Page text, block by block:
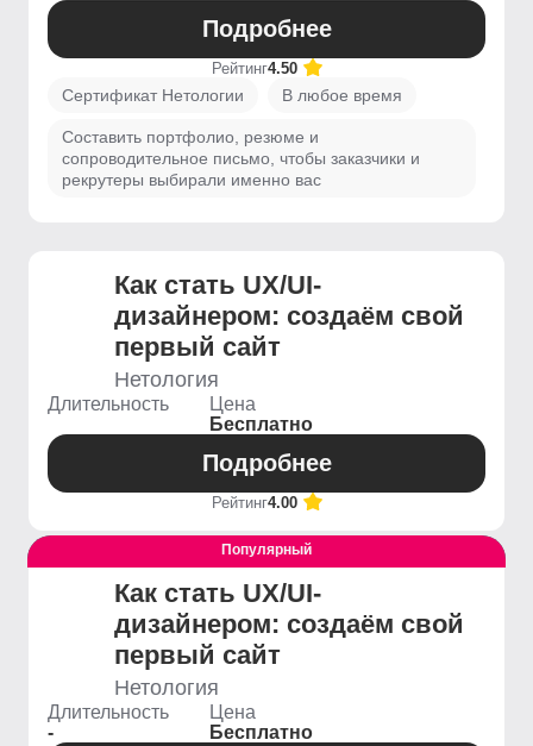
Подробнее
Рейтинг4.50
Сертификат Нетологии В любое время
Составить портфолио, резюме и
сопроводительное письмо, чтобы заказчики и
рекрутеры выбирали именно вас
Как стать UX/UI-
дизайнером: создаём свой
первый сайт
Нетология
Длительность
Цена
Бесплатно
Подробнее
Рейтинг4.00
Выгодный
Популярный
Как стать UX/UI-
дизайнером: создаём свой
первый сайт
Нетология
Длительность
-
Цена
Бесплатно